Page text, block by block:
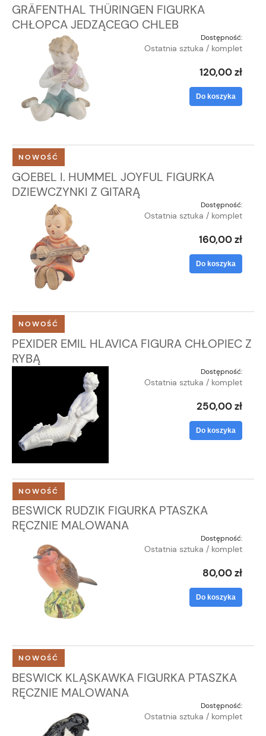
GRÄFENTHAL THÜRINGEN FIGURKA
CHŁOPCA JEDZĄCEGO CHLEB
Dostępność:
Ostatnia sztuka / komplet
120,00 zł
Do koszyka
GOEBEL I. HUMMEL JOYFUL FIGURKA
DZIEWCZYNKI Z GITARĄ
Dostępność:
Ostatnia sztuka / komplet
160,00 zł
Do koszyka
NOWOŚĆ
PEXIDER EMIL HLAVICA FIGURA CHŁOPIEC Z
RYBĄ
Dostępność:
Ostatnia sztuka / komplet
250,00 zł
Do koszyka
NOWOŚĆ
BESWICK RUDZIK FIGURKA PTASZKA
RĘCZNIE MALOWANA
Dostępność:
Ostatnia sztuka / komplet
80,00 zł
Do koszyka
NOWOŚĆ
BESWICK KLĄSKAWKA FIGURKA PTASZKA
RĘCZNIE MALOWANA
Dostępność:
Ostatnia sztuka / komplet
NOWOŚĆ